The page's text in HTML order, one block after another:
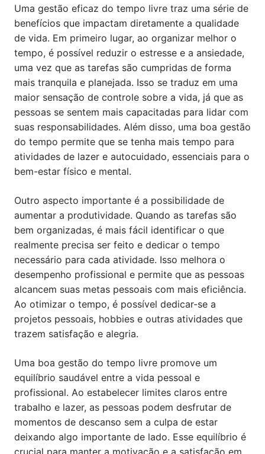
Uma gestão eficaz do tempo livre traz uma série de
benefícios que impactam diretamente a qualidade
de vida. Em primeiro lugar, ao organizar melhor o
tempo, é possível reduzir o estresse e a ansiedade,
uma vez que as tarefas são cumpridas de forma
mais tranquila e planejada. Isso se traduz em uma
maior sensação de controle sobre a vida, já que as
pessoas se sentem mais capacitadas para lidar com
suas responsabilidades. Além disso, uma boa gestão
do tempo permite que se tenha mais tempo para
atividades de lazer e autocuidado, essenciais para o
bem-estar físico e mental.
Outro aspecto importante é a possibilidade de
aumentar a produtividade. Quando as tarefas são
bem organizadas, é mais fácil identificar o que
realmente precisa ser feito e dedicar o tempo
necessário para cada atividade. Isso melhora o
desempenho profissional e permite que as pessoas
alcancem suas metas pessoais com mais eficiência.
Ao otimizar o tempo, é possível dedicar-se a
projetos pessoais, hobbies e outras atividades que
trazem satisfação e alegria.
Uma boa gestão do tempo livre promove um
equilíbrio saudável entre a vida pessoal e
profissional. Ao estabelecer limites claros entre
trabalho e lazer, as pessoas podem desfrutar de
momentos de descanso sem a culpa de estar
deixando algo importante de lado. Esse equilíbrio é